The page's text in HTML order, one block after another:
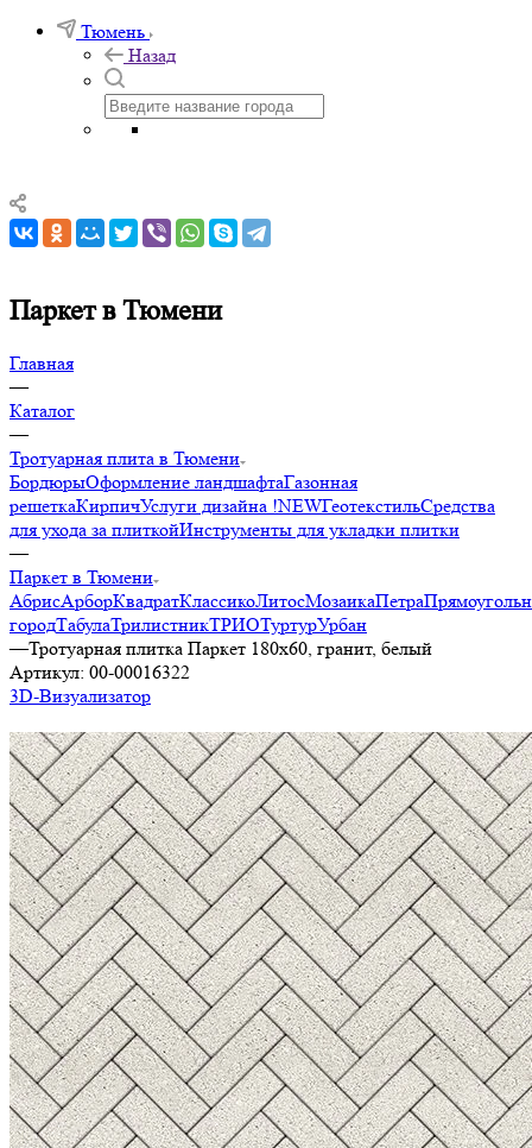
Тюмень
Назад
Паркет в Тюмени
Главная
—
Каталог
—
Тротуарная плита в Тюмени
БордюрыОформление ландшафтаГазонная
решеткаКирпичУслуги дизайна !NEWГеотекстильСредства
для ухода за плиткойИнструменты для укладки плитки
—
Паркет в Тюмени
АбрисАрборКвадратКлассикоЛитосМозаикаПетра
городТабулаТрилистникТРИОТуртурУрбан
—Тротуарная плитка Паркет 180х60, гранит, белый
Артикул: 00-00016322
3D-Визуализатор